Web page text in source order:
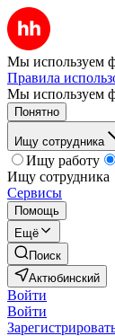
Мы используем
Правила
Мы используем
Понятно
Ищу сотрудника
Ищу работу
Ищу сотрудника
Сервисы
Помощь
Ещё
Поиск
Актюбинский
Войти
Войти